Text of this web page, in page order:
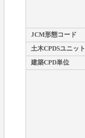
JCM形態コード
土木CPDSユニット
建築CPD単位